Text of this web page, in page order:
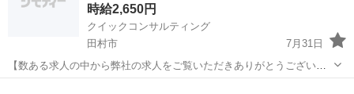
時給2,650円
クイックコンサルティング
田村市
7月31日
【数ある求人の中から弊社の求人をご覧いただきありがとうございま
す!!】 全国に様々な求人を5万件以上取り扱っておりご希望条件やご状